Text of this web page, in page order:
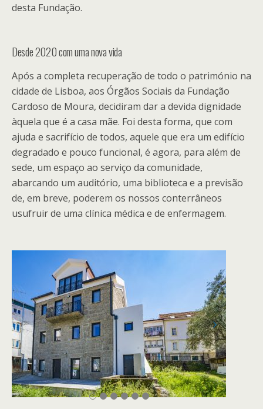
desta Fundação.
Desde 2020 com uma nova vida
Após a completa recuperação de todo o património na
cidade de Lisboa, aos Órgãos Sociais da Fundação
Cardoso de Moura, decidiram dar a devida dignidade
àquela que é a casa mãe. Foi desta forma, que com
ajuda e sacrifício de todos, aquele que era um edifício
degradado e pouco funcional, é agora, para além de
sede, um espaço ao serviço da comunidade,
abarcando um auditório, uma biblioteca e a previsão
de, em breve, poderem os nossos conterrâneos
usufruir de uma clínica médica e de enfermagem.